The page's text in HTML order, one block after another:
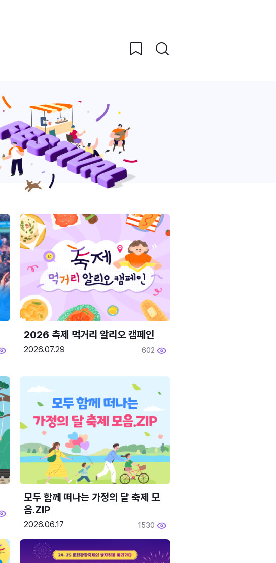
2026 축제 먹거리 알리오 캠페인
2026.07.29 602
모두 함께 떠나는 가정의 달 축제 모
음.ZIP
2026.06.17 1530